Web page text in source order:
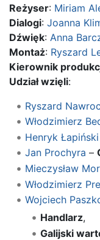
Reżyser: Miriam
Dialogi: Joanna
Dźwięk: Anna
Montaż: Ryszard
Kierownik
Udział wzięli:
Ryszard
Włodzimierz
Henryk Łapiński
Jan Prochyra –
Mieczysław
Włodzimierz
Wojciech
Handlarz,
Galijski